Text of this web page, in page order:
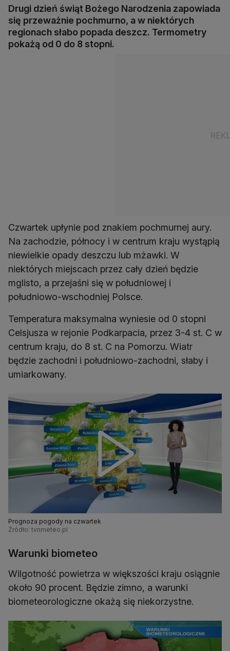
Drugi dzień świąt Bożego Narodzenia zapowiada
się przeważnie pochmurno, a w niektórych
regionach słabo popada deszcz. Termometry
pokażą od 0 do 8 stopni.
Czwartek upłynie pod znakiem pochmurnej aury.
Na zachodzie, północy i w centrum kraju wystąpią
niewielkie opady deszczu lub mżawki. W
niektórych miejscach przez cały dzień będzie
mglisto, a przejaśni się w południowej i
południowo-wschodniej Polsce.
Temperatura maksymalna wyniesie od 0 stopni
Celsjusza w rejonie Podkarpacia, przez 3-4 st. C w
centrum kraju, do 8 st. C na Pomorzu. Wiatr
będzie zachodni i południowo-zachodni, słaby i
umiarkowany.
Prognoza pogody na czwartek
Źródło: tvnmeteo.pl
Warunki biometeo
Wilgotność powietrza w większości kraju osiągnie
około 90 procent. Będzie zimno, a warunki
biometeorologiczne okażą się niekorzystne.